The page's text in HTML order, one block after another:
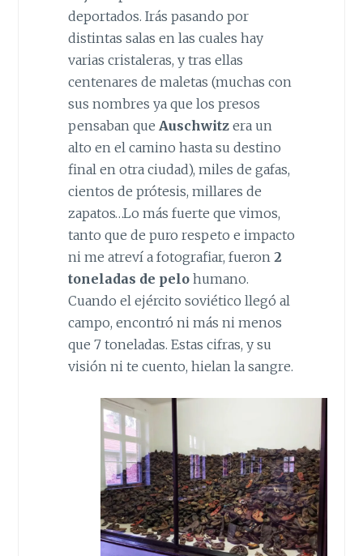
deportados. Irás pasando por
distintas salas en las cuales hay
varias cristaleras, y tras ellas
centenares de maletas (muchas con
sus nombres ya que los presos
pensaban que Auschwitzera un
alto en el camino hasta su destino
final en otra ciudad), miles de gafas,
cientos de prótesis, millares de
zapatos…Lo más fuerte que vimos,
tanto que de puro respeto e impacto
ni me atreví a fotografiar, fueron 2
toneladas de pelohumano.
Cuando el ejército soviético llegó al
campo, encontró ni más ni menos
que 7 toneladas. Estas cifras, y su
visión ni te cuento, hielan la sangre.